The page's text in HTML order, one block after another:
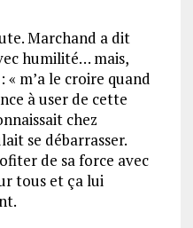
Marchand a dit
humilité… mais,
« m’a le croire quand
à user de cette
chez
se débarrasser.
de sa force avec
tous et ça lui